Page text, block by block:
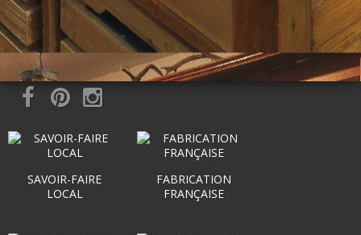
SAVOIR-FAIRE
LOCAL
FABRICATION
FRANÇAISE